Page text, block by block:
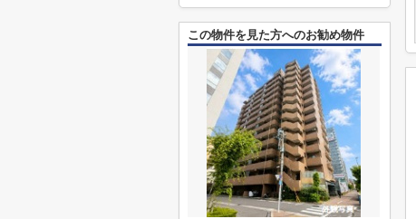
この物件を見た方へのお勧め物件